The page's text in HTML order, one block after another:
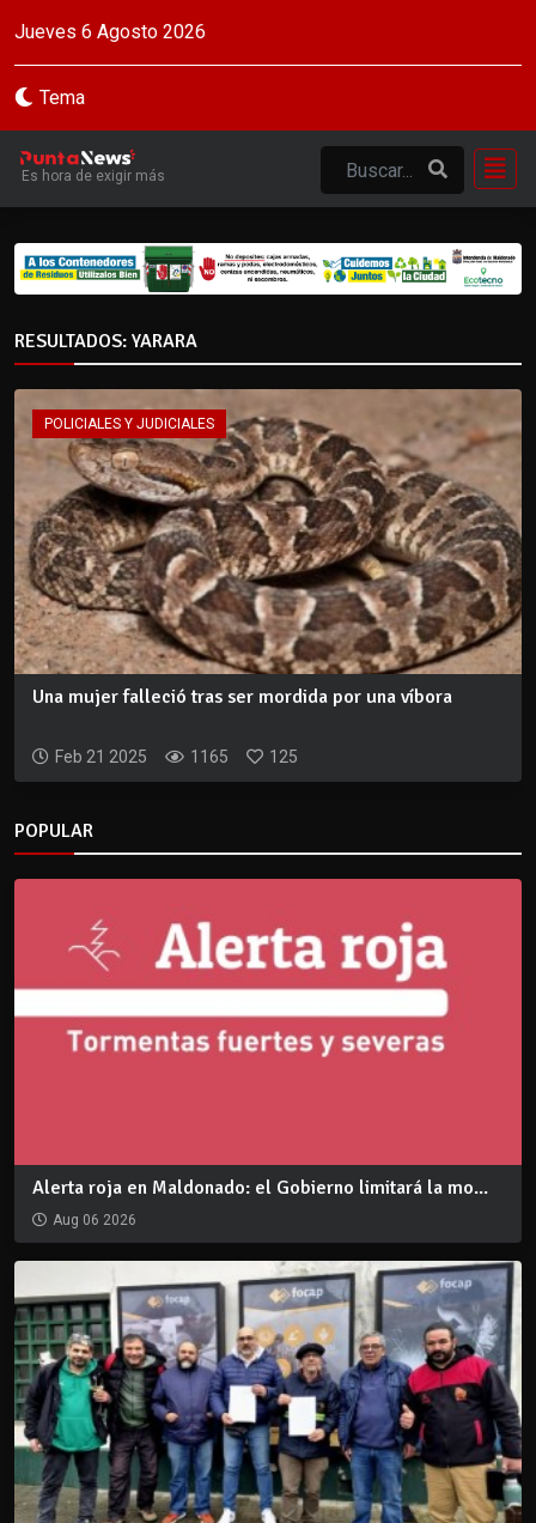
Jueves 6 Agosto 2026
Tema
Es hora de exigir más
RESULTADOS: YARARA
POLICIALES Y JUDICIALES
Una mujer falleció tras ser mordida por una víbora
Feb 21 2025 1165 125
POPULAR
Alerta roja en Maldonado: el Gobierno limitará la mo...
Aug 06 2026